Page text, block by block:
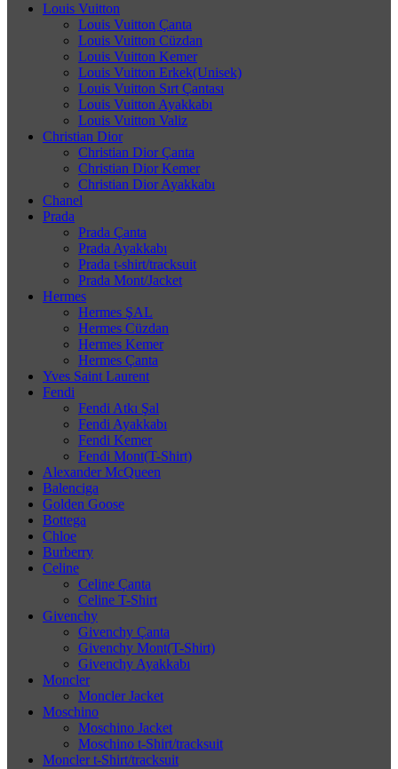
Louis Vuitton
Louis Vuitton Çanta
Louis Vuitton Cüzdan
Louis Vuitton Kemer
Louis Vuitton Erkek(Unisek)
Louis Vuitton Sırt Çantası
Louis Vuitton Ayakkabı
Louis Vuitton Valiz
Christian Dior
Christian Dior Çanta
Christian Dior Kemer
Christian Dior Ayakkabı
Chanel
Prada
Prada Çanta
Prada Ayakkabı
Prada t-shirt/tracksuit
Prada Mont/Jacket
Hermes
Hermes ŞAL
Hermes Cüzdan
Hermes Kemer
Hermes Çanta
Yves Saint Laurent
Fendi
Fendi Atkı Şal
Fendi Ayakkabı
Fendi Kemer
Fendi Mont(T-Shirt)
Alexander McQueen
Balenciga
Golden Goose
Bottega
Chloe
Burberry
Celine
Celine Çanta
Celine T-Shirt
Givenchy
Givenchy Çanta
Givenchy Mont(T-Shirt)
Givenchy Ayakkabı
Moncler
Moncler Jacket
Moschino
Moschino Jacket
Moschino t-Shirt/tracksuit
Moncler t-Shirt/tracksuit